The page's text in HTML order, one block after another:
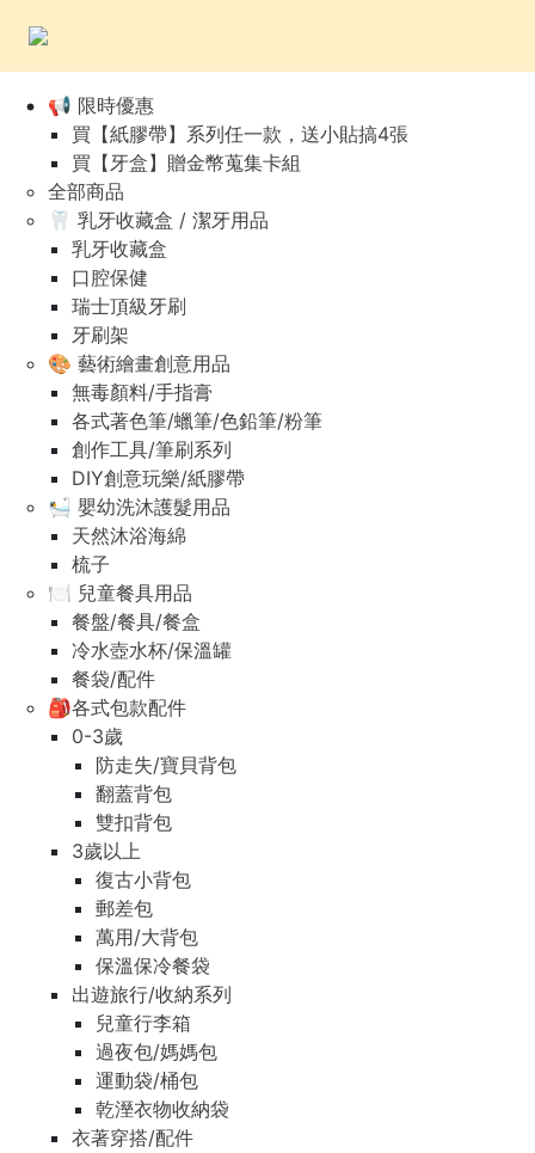
📢 限時優惠
買【紙膠帶】系列任一款，送小貼搞4張
買【牙盒】贈金幣蒐集卡組
全部商品
🦷 乳牙收藏盒 / 潔牙用品
乳牙收藏盒
口腔保健
瑞士頂級牙刷
牙刷架
🎨 藝術繪畫創意用品
無毒顏料/手指膏
各式著色筆/蠟筆/色鉛筆/粉筆
創作工具/筆刷系列
DIY創意玩樂/紙膠帶
🛀 嬰幼洗沐護髮用品
天然沐浴海綿
梳子
🍽️ 兒童餐具用品
餐盤/餐具/餐盒
冷水壺水杯/保溫罐
餐袋/配件
🎒各式包款配件
0-3歲
防走失/寶貝背包
翻蓋背包
雙扣背包
3歲以上
復古小背包
郵差包
萬用/大背包
保溫保冷餐袋
出遊旅行/收納系列
兒童行李箱
過夜包/媽媽包
運動袋/桶包
乾溼衣物收納袋
衣著穿搭/配件